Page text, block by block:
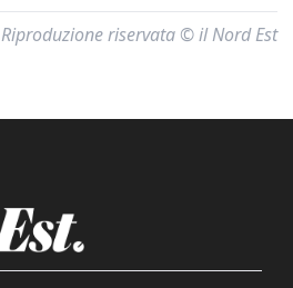
Riproduzione riservata © il Nord Est